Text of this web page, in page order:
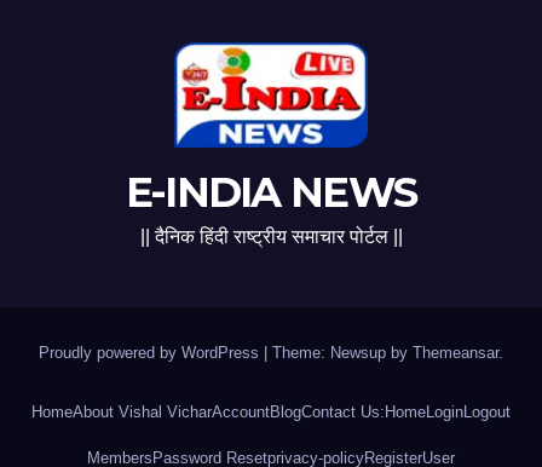
E-INDIA NEWS
|| दैनिक हिंदी राष्ट्रीय समाचार पोर्टल ||
Proudly powered by WordPress Theme: Newsup by Themeansar.
HomeAbout Vishal VicharAccountBlogContact Us:HomeLoginLogout
Members Password Resetprivacy-policyRegisterUser